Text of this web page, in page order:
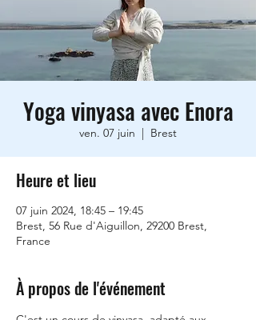
Yoga vinyasa avec Enora
ven. 07 juin
  |
Brest
Heure et lieu
07 juin 2024, 18:45 – 19:45
Brest, 56 Rue d'Aiguillon, 29200 Brest,
France
À propos de l'événement